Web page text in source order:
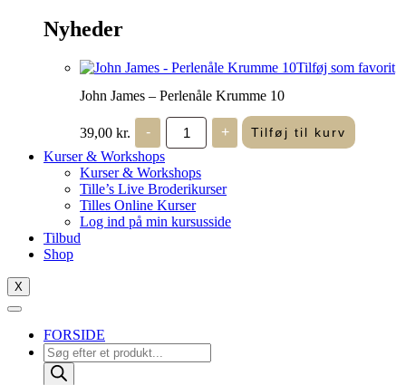
Nyheder
Tilføj som favorit
John James – Perlenåle Krumme 10
39,00 kr. -
John
James
-
Perlenåle
Krumme
10
antal
+ Tilføj til kurv
Kurser & Workshops
Kurser & Workshops
Tille’s Live Broderikurser
Tilles Online Kurser
Log ind på min kursusside
Tilbud
Shop
X
FORSIDE
Products
search